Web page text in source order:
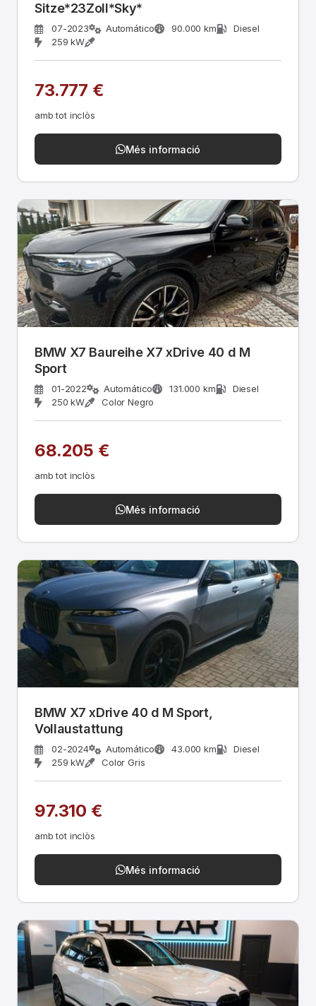
Sitze*23Zoll*Sky*
07-2023 Automático 90.000 km
Diesel
259 kW
73.777 €
amb tot inclòs
Més informació
BMW X7 Baureihe X7 xDrive 40 d M
Sport
01-2022 Automático 131.000 km
Diesel
250 kW
Color Negro
68.205 €
amb tot inclòs
Més informació
BMW X7 xDrive 40 d M Sport,
Vollaustattung
02-2024 Automático 43.000 km
Diesel
259 kW
Color Gris
97.310 €
amb tot inclòs
Més informació